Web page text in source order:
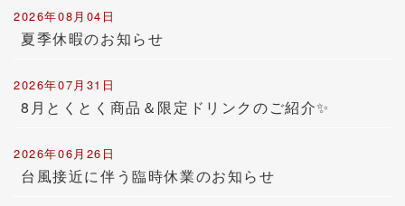
2026年08月04日
夏季休暇のお知らせ
2026年07月31日
8月とくとく商品＆限定ドリンクのご紹介✨
2026年06月26日
台風接近に伴う臨時休業のお知らせ